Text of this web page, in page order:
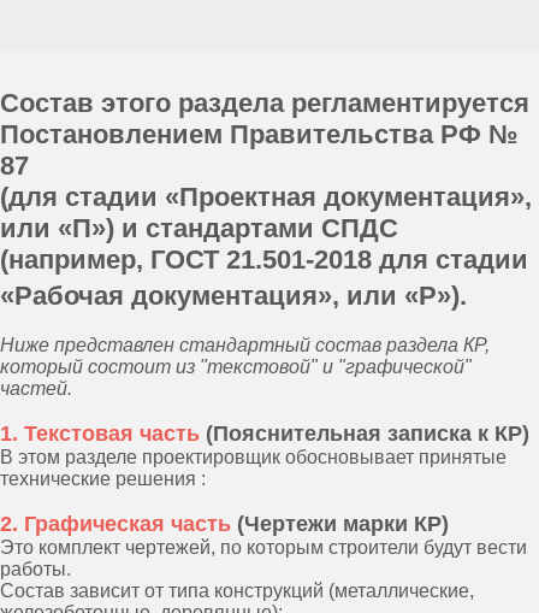
КЖ: фундаменты, колонны,
балки, плиты, армирование
Расчёты, схемы и спецификации
КМ: металлокаркасы, фермы,
Проработка конструктивных решений
для монтажа и экспертизы
Стоимостьразработки проекта — от 50 000 руб.,
Сроки—от3 дней, в зависимости от объема
Согласовываем документацию с заказчиком.
Наши проекты проходят любую экспертизу,
гарантируем это в договоре.
Разрабатываем полный комплекс
Состав этого раздела регламентируется
Постановлением Правительства РФ №
87
(для стадии «Проектная документация»,
или «П») и стандартами СПДС
(например, ГОСТ 21.501-2018 для стадии
«Рабочая документация», или «Р»).
Ниже представлен стандартный состав раздела КР,
который состоит из "текстовой" и "графической"
частей.
1. Текстовая часть (Пояснительная записка к КР)
В этом разделе проектировщик обосновывает принятые
технические решения :
2. Графическая часть (Чертежи марки КР)
Это комплект чертежей, по которым строители будут вести
работы.
Состав зависит от типа конструкций (металлические,